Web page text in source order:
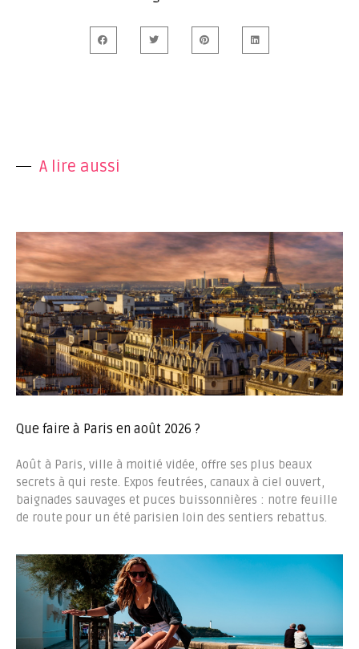
A lire aussi
Que faire à Paris en août 2026 ?
Août à Paris, ville à moitié vidée, offre ses plus beaux
secrets à qui reste. Expos feutrées, canaux à ciel ouvert,
baignades sauvages et puces buissonnières : notre feuille
de route pour un été parisien loin des sentiers rebattus.